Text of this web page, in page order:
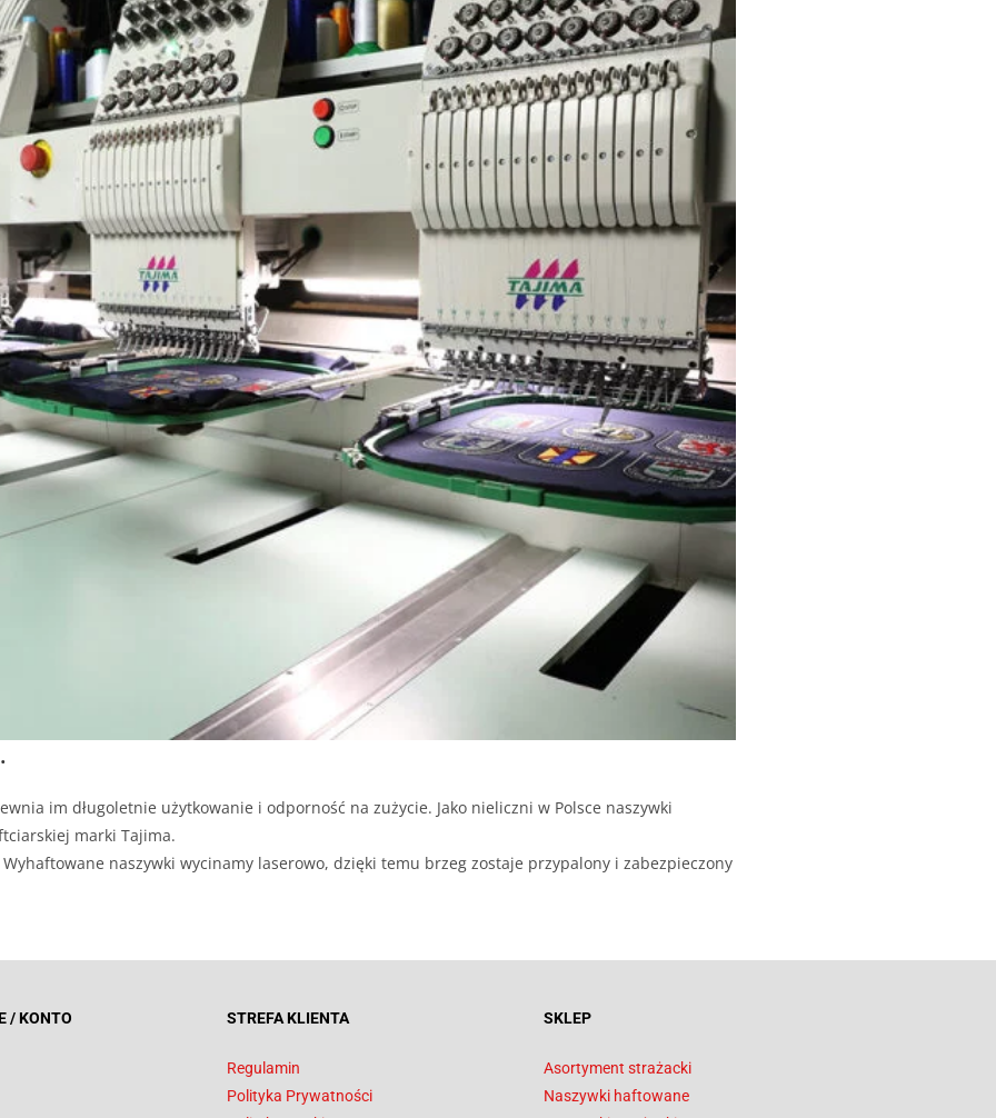
im długoletnie użytkowanie i odporność na zużycie. Jako nieliczni w Polsce naszywki
marki Tajima.
naszywki wycinamy laserowo, dzięki temu brzeg zostaje przypalony i zabezpieczony
/ KONTO STREFA KLIENTA
Regulamin
Polityka Prywatności
SKLEP
Asortyment strażacki
Naszywki haftowane